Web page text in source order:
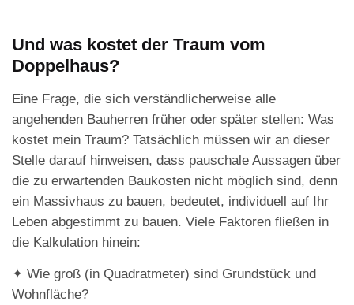
Und was kostet der Traum vom
Doppelhaus?
Eine Frage, die sich verständlicherweise alle
angehenden Bauherren früher oder später stellen: Was
kostet mein Traum? Tatsächlich müssen wir an dieser
Stelle darauf hinweisen, dass pauschale Aussagen über
die zu erwartenden Baukosten nicht möglich sind, denn
ein Massivhaus zu bauen, bedeutet, individuell auf Ihr
Leben abgestimmt zu bauen. Viele Faktoren fließen in
die Kalkulation hinein:
✦ Wie groß (in Quadratmeter) sind Grundstück und
Wohnfläche?